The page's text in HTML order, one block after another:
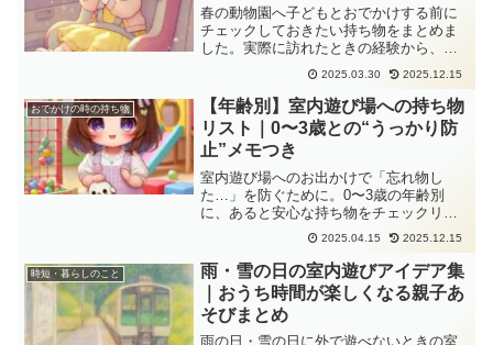
春の動物園へ子どもとおでかけする前に
チェックしておきたい持ち物をまとめま
した。実際に訪れたときの経験から、あ
ると安心なアイテムを紹介しています。
2025.03.30 2025.12.15
おでかけの時の持ち物
【年齢別】室内遊び場への持ち物
リスト｜0〜3歳との“うっかり防
止”メモつき
室内遊び場へのお出かけで「忘れ物し
た…」を防ぐために。0〜3歳の年齢別
に、あると安心な持ち物をチェックリス
ト形式で紹介。季節ごとのポイントやお
すすめな持ち物の紹介もあわせました。
2025.04.15 2025.12.15
時短・暮らしのこと
雨・雪の日の室内遊びアイデア集
｜おうち時間が楽しくなる親子あ
そびまとめ
雨の日・雪の日に外で遊べないときの室